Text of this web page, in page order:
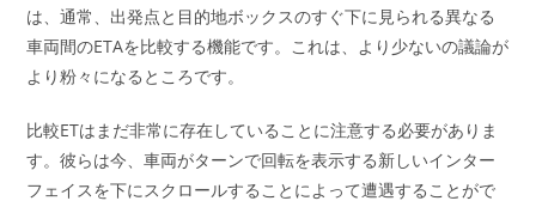
は、通常、出発点と目的地ボックスのすぐ下に見られる異なる
車両間のETAを比較する機能です。これは、より少ないの議論が
より粉々になるところです。
比較ETはまだ非常に存在していることに注意する必要がありま
す。彼らは今、車両がターンで回転を表示する新しいインター
フェイスを下にスクロールすることによって遭遇することがで